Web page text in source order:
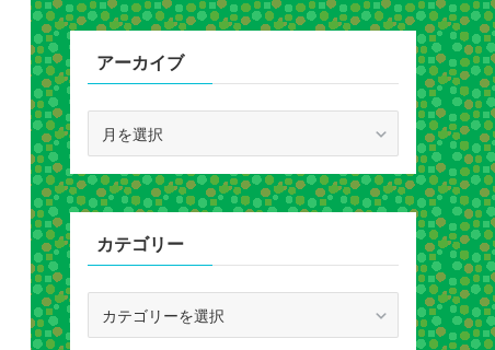
アーカイブ
カ
イ
ブ
カテゴリー